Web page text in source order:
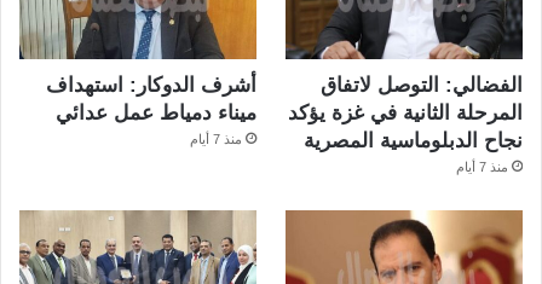
الفضالي: التوصل لاتفاق
المرحلة الثانية في غزة يؤكد
نجاح الدبلوماسية المصرية
منذ 7 أيام
أشرف الدوكار: استهداف
ميناء دمياط عمل عدائي
منذ 7 أيام